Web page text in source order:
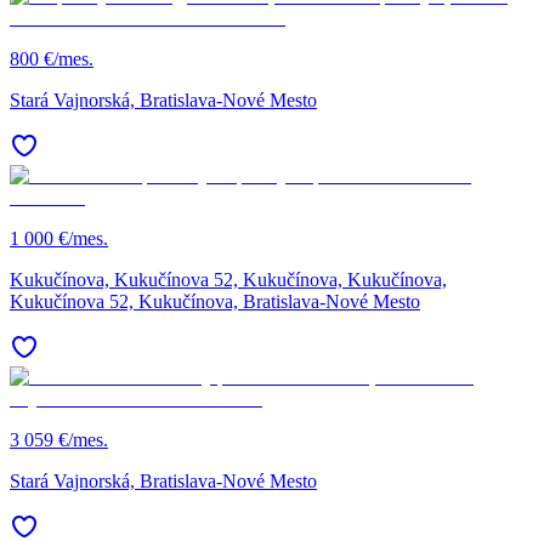
800 €/mes.
Stará Vajnorská, Bratislava-Nové Mesto
1 000 €/mes.
Kukučínova, Kukučínova 52, Kukučínova, Kukučínova,
Kukučínova 52, Kukučínova, Bratislava-Nové Mesto
3 059 €/mes.
Stará Vajnorská, Bratislava-Nové Mesto